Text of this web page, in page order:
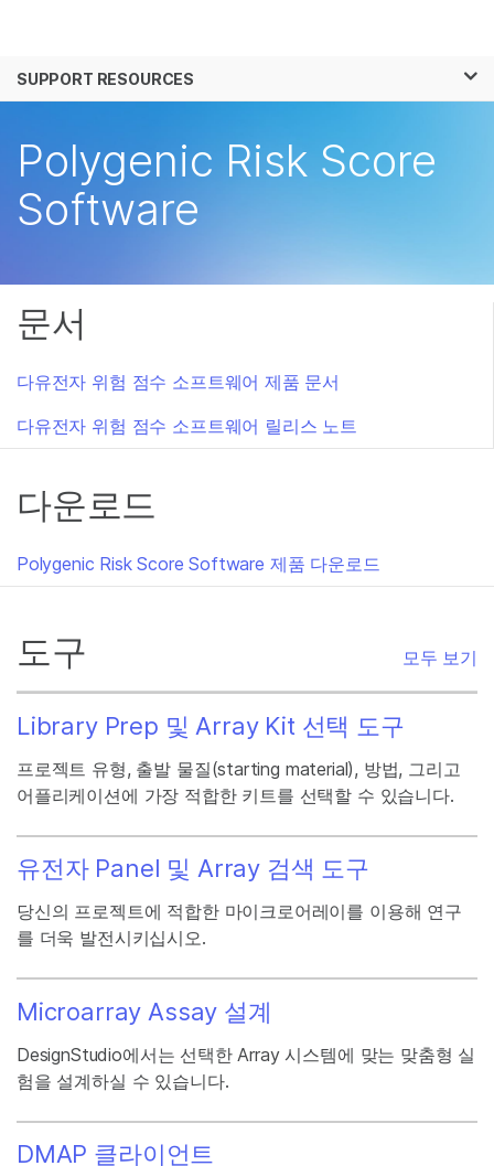
솔루션
회사
SUPPORT RESOURCES
Polygenic Risk Score
Software
문서
다유전자 위험 점수 소프트웨어 제품 문서
다유전자 위험 점수 소프트웨어 릴리스 노트
다운로드
Polygenic Risk Score Software 제품 다운로드
도구 모두 보기
Library Prep 및 Array Kit 선택 도구
프로젝트 유형, 출발 물질(starting material), 방법, 그리고
어플리케이션에 가장 적합한 키트를 선택할 수 있습니다.
유전자 Panel 및 Array 검색 도구
당신의 프로젝트에 적합한 마이크로어레이를 이용해 연구
를 더욱 발전시키십시오.
Microarray Assay 설계
DesignStudio에서는 선택한 Array 시스템에 맞는 맞춤형 실
험을 설계하실 수 있습니다.
DMAP 클라이언트
보다 관련성이 높은 콘텐츠를 확인하실 수 있
습니다. 주요 관심 분야를 선택해 주세요:
암 연구
미생물학 연구
농업유전체학 연구
복합 질환 연구
임상 종양학 연구
생식 보건 연구